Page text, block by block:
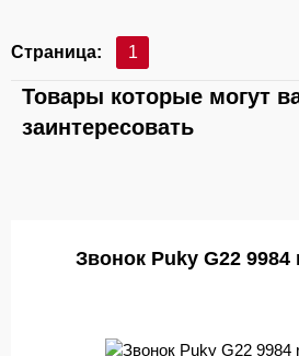
Страница: 1
Товары которые могут
заинтересовать
Звонок Puky G22